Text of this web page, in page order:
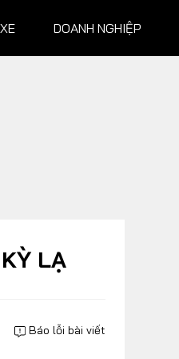
DOANH NGHIỆP
LẠ
Báo lỗi bài viết